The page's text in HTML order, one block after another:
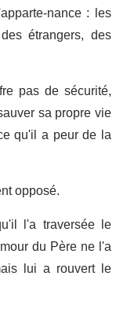
nance : les
étrangers, des
pas de sécurité,
sa propre vie
qu'il a peur de la
opposé.
l'a traversée le
du Père ne l'a
lui a rouvert le